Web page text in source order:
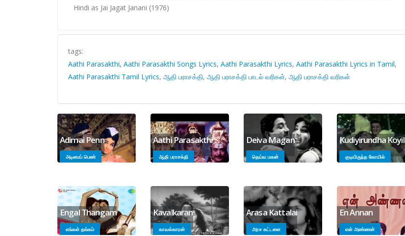
Hindi as Jai Jagat Janani (1976)
tags:
Aathi Parasakthi, Aathi Parasakthi Songs Lyrics, Aathi Parasakthi Lyrics, Aathi Parasakthi Lyrics in Tamil,
Aathi Parasakthi Tamil Lyrics, ஆதி பராசக்தி, ஆதி பராசக்தி பாடல் வரிகள், ஆதி பராசக்தி வரிகள்
Adimai Penn
அடிமைப் பெண்
Aathi Parasakthi
ஆதி பராசக்தி
Deiva Magan
தெய்வ மகன்
Kudiyirundha Koyil
குடியிருந்த கோயில்
Engal Thangam
எங்கள் தங்கம்
Kavalkaran
காவல்காரன்
Arasa Kattalai
அரச கட்டளை
En Annan
என் அண்ணன்